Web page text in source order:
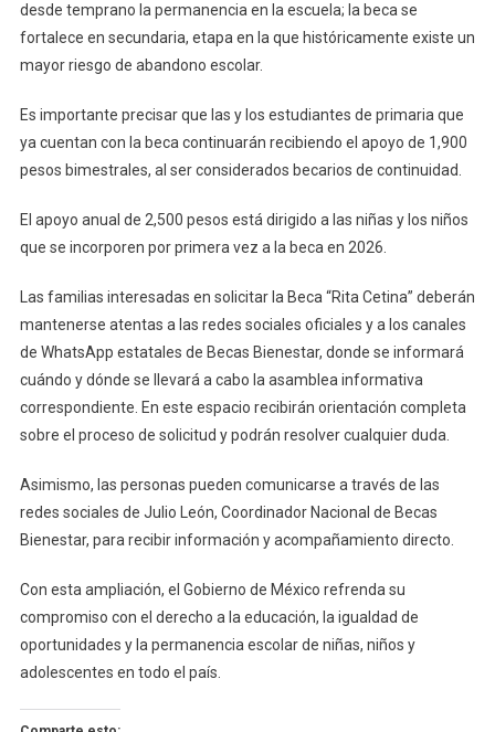
desde temprano la permanencia en la escuela; la beca se
fortalece en secundaria, etapa en la que históricamente existe un
mayor riesgo de abandono escolar.
Es importante precisar que las y los estudiantes de primaria que
ya cuentan con la beca continuarán recibiendo el apoyo de 1,900
pesos bimestrales, al ser considerados becarios de continuidad.
El apoyo anual de 2,500 pesos está dirigido a las niñas y los niños
que se incorporen por primera vez a la beca en 2026.
Las familias interesadas en solicitar la Beca “Rita Cetina” deberán
mantenerse atentas a las redes sociales oficiales y a los canales
de WhatsApp estatales de Becas Bienestar, donde se informará
cuándo y dónde se llevará a cabo la asamblea informativa
correspondiente. En este espacio recibirán orientación completa
sobre el proceso de solicitud y podrán resolver cualquier duda.
Asimismo, las personas pueden comunicarse a través de las
redes sociales de Julio León, Coordinador Nacional de Becas
Bienestar, para recibir información y acompañamiento directo.
Con esta ampliación, el Gobierno de México refrenda su
compromiso con el derecho a la educación, la igualdad de
oportunidades y la permanencia escolar de niñas, niños y
adolescentes en todo el país.